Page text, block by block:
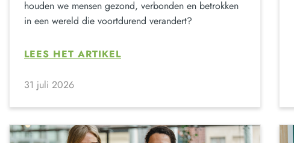
houden we mensen gezond, verbonden en betrokken
in een wereld die voortdurend verandert?
LEES HET ARTIKEL
31 juli 2026